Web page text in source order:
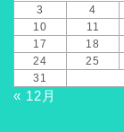
3
4
10
11
17
18
24
25
31
« 12月